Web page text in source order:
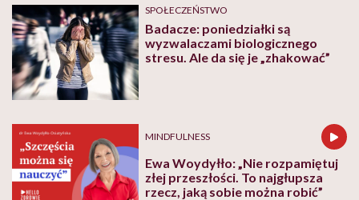
SPOŁECZEŃSTWO
Badacze: poniedziałki są
wyzwalaczami biologicznego
stresu. Ale da się je „zhakować”
MINDFULNESS
Ewa Woydyłło: „Nie rozpamiętuj
złej przeszłości. To najgłupsza
rzecz, jaką sobie można robić”